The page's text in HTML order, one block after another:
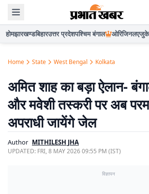
होमझारखण्डबिहारउत्तर प्रदेशपश्चिम बंगाल ओरिजिनल
Home State West Bengal Kolkata
अमित शाह का बड़ा ऐलान-
और मवेशी तस्करी पर अब
अपराधी जायेंगे जेल
Author MITHILESH JHA
UPDATED: FRI, 8 MAY 2026 09:55 PM (IST)
विज्ञापन